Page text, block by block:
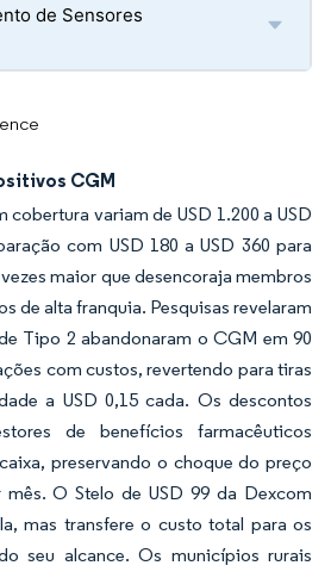
de Sensores
CGM
variam de USD 1.200 a USD
com USD 180 a USD 360 para
maior que desencoraja membros
de alta franquia. Pesquisas revelaram
Tipo 2 abandonaram o CGM em 90
com custos, revertendo para tiras
a USD 0,15 cada. Os descontos
de benefícios farmacêuticos
preservando o choque do preço
O Stelo de USD 99 da Dexcom
mas transfere o custo total para os
seu alcance. Os municípios rurais